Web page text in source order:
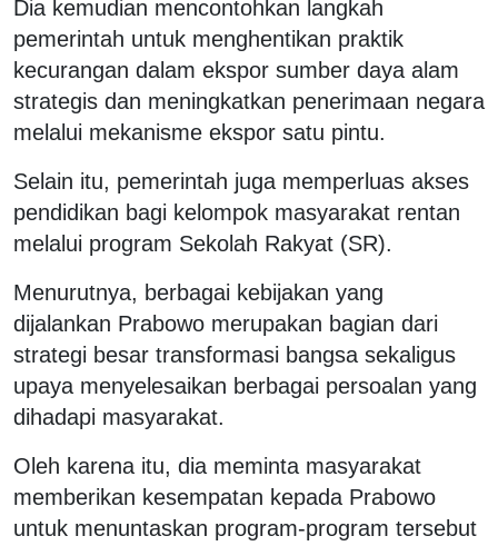
Dia kemudian mencontohkan langkah
pemerintah untuk menghentikan praktik
kecurangan dalam ekspor sumber daya alam
strategis dan meningkatkan penerimaan negara
melalui mekanisme ekspor satu pintu.
Selain itu, pemerintah juga memperluas akses
pendidikan bagi kelompok masyarakat rentan
melalui program Sekolah Rakyat (SR).
Menurutnya, berbagai kebijakan yang
dijalankan Prabowo merupakan bagian dari
strategi besar transformasi bangsa sekaligus
upaya menyelesaikan berbagai persoalan yang
dihadapi masyarakat.
Oleh karena itu, dia meminta masyarakat
memberikan kesempatan kepada Prabowo
untuk menuntaskan program-program tersebut